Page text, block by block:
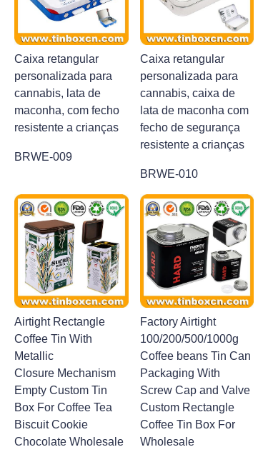
Caixa retangular
personalizada para
cannabis, lata de
maconha, com fecho
resistente a crianças
BRWE-009
Caixa retangular
personalizada para
cannabis, caixa de
lata de maconha com
fecho de segurança
resistente a crianças
BRWE-010
Airtight Rectangle
Coffee Tin With
Metallic
Closure Mechanism
Empty Custom Tin
Box For Coffee Tea
Biscuit Cookie
Chocolate Wholesale
Factory Airtight
100/200/500/1000g
Coffee beans Tin Can
Packaging With
Screw Cap and Valve
Custom Rectangle
Coffee Tin Box For
Wholesale